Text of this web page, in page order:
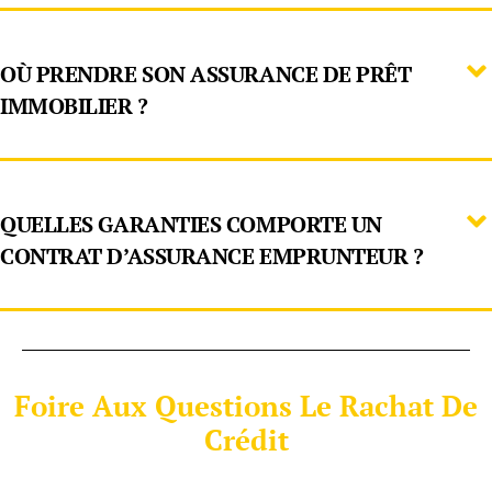
OÙ PRENDRE SON ASSURANCE DE PRÊT
IMMOBILIER ?
QUELLES GARANTIES COMPORTE UN
CONTRAT D’ASSURANCE EMPRUNTEUR ?
Foire Aux Questions Le Rachat De
Crédit